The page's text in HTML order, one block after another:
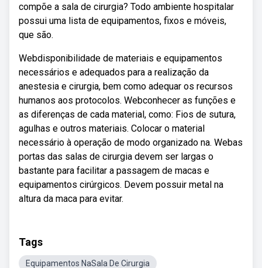
compõe a sala de cirurgia? Todo ambiente hospitalar
possui uma lista de equipamentos, fixos e móveis,
que são.
Webdisponibilidade de materiais e equipamentos
necessários e adequados para a realização da
anestesia e cirurgia, bem como adequar os recursos
humanos aos protocolos. Webconhecer as funções e
as diferenças de cada material, como: Fios de sutura,
agulhas e outros materiais. Colocar o material
necessário à operação de modo organizado na. Webas
portas das salas de cirurgia devem ser largas o
bastante para facilitar a passagem de macas e
equipamentos cirúrgicos. Devem possuir metal na
altura da maca para evitar.
Tags
Equipamentos NaSala De Cirurgia